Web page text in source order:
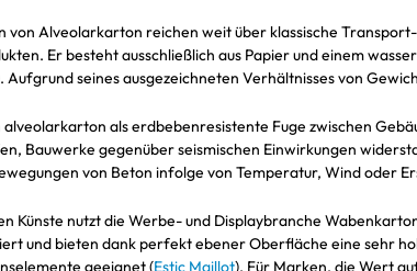
von Alveolarkarton reichen weit über klassische
Er besteht ausschließlich aus Papier und einem
Aufgrund seines ausgezeichneten Verhältnisses von
als erdbebenresistente Fuge zwischen
Bauwerke gegenüber seismischen Einwirkungen
von Beton infolge von Temperatur, Wind oder
Künste nutzt die Werbe- und Displaybranche
und bieten dank perfekt ebener Oberfläche eine sehr
geeignet (Estic Maillot). Für Marken, die Wert